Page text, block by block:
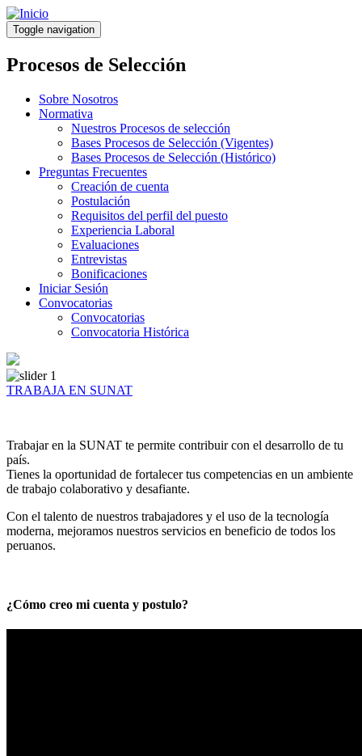
Pasar
al
contenido
principal
Toggle navigation
Procesos de Selección
Sobre Nosotros
Normativa
Nuestros Procesos de selección
Bases Procesos de Selección (Vigentes)
Bases Procesos de Selección (Histórico)
Preguntas Frecuentes
Creación de cuenta
Postulación
Requisitos del perfil del puesto
Experiencia Laboral
Evaluaciones
Entrevistas
Bonificaciones
Iniciar Sesión
Convocatorias
Convocatorias
Convocatoria Histórica
TRABAJA EN SUNAT
Trabajar en la SUNAT te permite contribuir con el desarrollo de tu
país.
Tienes la oportunidad de fortalecer tus competencias en un ambiente
de trabajo colaborativo y desafiante.
Con el talento de nuestros trabajadores y el uso de la tecnología
moderna, mejoramos nuestros servicios en beneficio de todos los
peruanos.
¿Cómo creo mi cuenta y postulo?